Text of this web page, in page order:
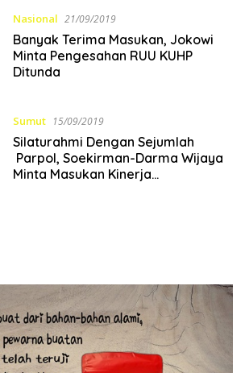
Nasional 21/09/2019
Banyak Terima Masukan, Jokowi
Minta Pengesahan RUU KUHP
Ditunda
Sumut 15/09/2019
Silaturahmi Dengan Sejumlah
Parpol, Soekirman-Darma Wijaya
Minta Masukan Kinerja